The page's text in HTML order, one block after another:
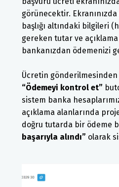
görünecektir.
başlığı altındaki bilgileri
gereken tutar ve
bankanızdan ödemenizi
Ücretin
“Ödemeyi kontrol et”
sistem banka
açıklama alanlarında
doğru tutarda bir ödeme
başarıyla alındı” olarak